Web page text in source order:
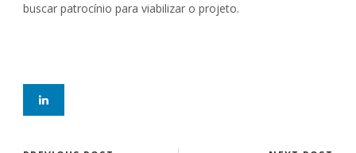
buscar patrocínio para viabilizar o projeto.